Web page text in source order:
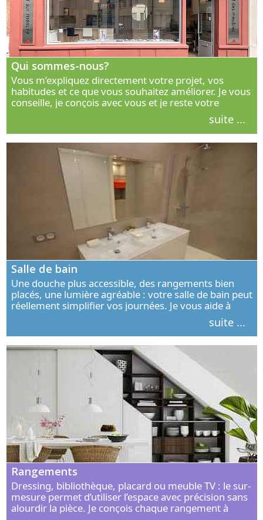
Qui sommes-nous?
Vous m’expliquez directement votre projet, vos
habitudes et ce que vous souhaitez améliorer. Je vous
conseille, je conçois avec vous et je reste votre
interlocuteur principal. Découvrez ma façon de vous
suite ...
Salle de bain
Une douche plus accessible, des rangements bien
placés, une lumière agréable : votre salle de bain peut
réellement simplifier vos journées. Je vous aide à
concevoir un espace élégant, confortable et adapté à
suite ...
Rangements
Dressing, bibliothèque, placard ou meuble TV : le sur-
mesure permet d’utiliser l’espace avec précision sans
alourdir la pièce. Je conçois chaque rangement à